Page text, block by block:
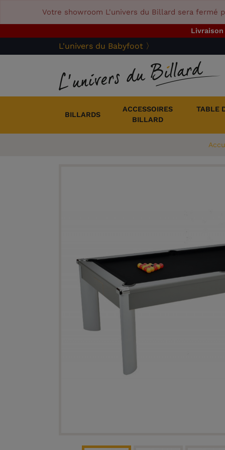
Votre showroom L'univers du Billard sera fermé
L'univers du Babyfoot 〉
BILLARDS
ACCESSOIRES
BILLARD
TABLE